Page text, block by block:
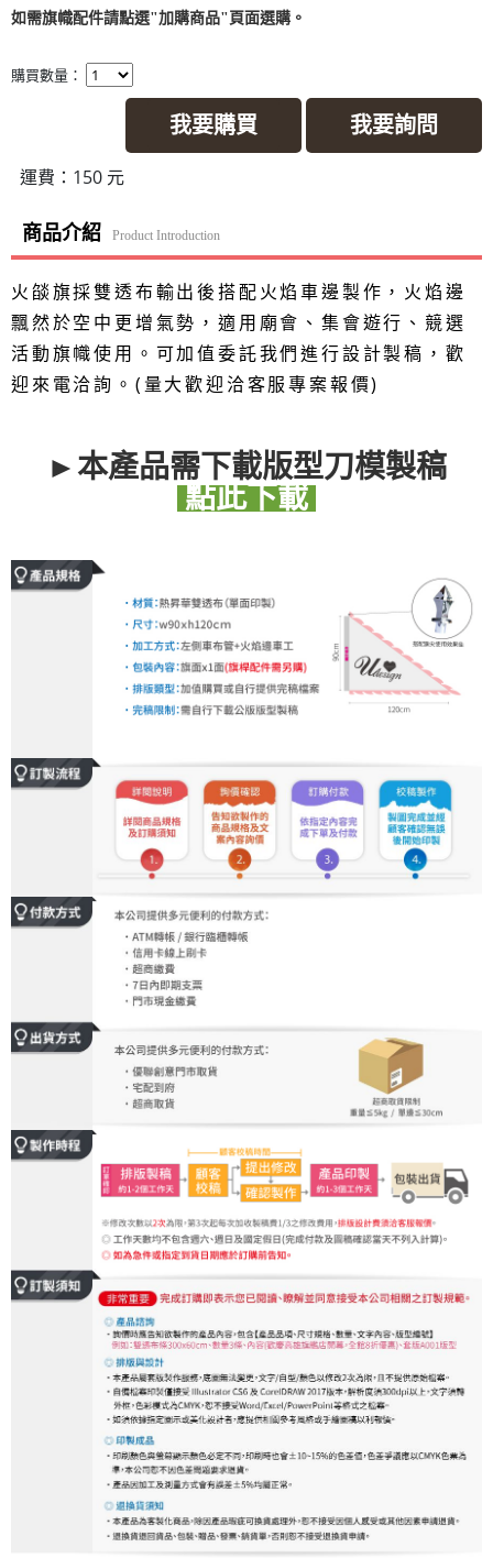
如需旗幟配件請點選"加購商品"頁面選購。
購買數量：
我要購買 我要詢問
運費：150 元
商品介紹 Product Introduction
火燄旗採雙透布輸出後搭配火焰車邊製作，火焰邊
飄然於空中更增氣勢，適用廟會、集會遊行、競選
活動旗幟使用。可加值委託我們進行設計製稿，歡
迎來電洽詢。(量大歡迎洽客服專案報價)
►本產品需下載版型刀模製稿
點此下載